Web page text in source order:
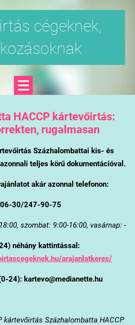
cégeknek,
HACCP kártevőirtás:
rugalmasan
Százhalombattai kis- és
teljes körű dokumentációval.
akár azonnal telefonon:
30/247-90-75
szombat: 9:00-16:00, vasárnap: -
néhány kattintással:
arajanlatkeres/
24): kartevo@medianette.hu
kártevőirtás Százhalombatta HACCP